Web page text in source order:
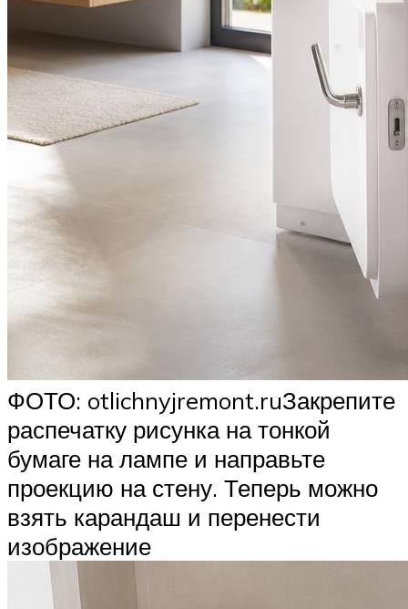
ФОТО: otlichnyjremont.ruЗакрепите
распечатку рисунка на тонкой
бумаге на лампе и направьте
проекцию на стену. Теперь можно
взять карандаш и перенести
изображение